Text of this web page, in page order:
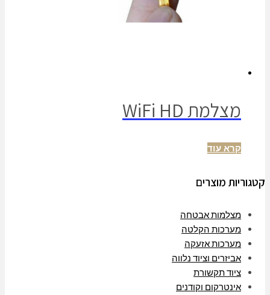
מצלמת WiFi HD
קרא עוד
קטגוריות מוצרים
מצלמות אבטחה
מערכות הקלטה
מערכות אזעקה
אביזרים וציוד נלווה
ציוד תקשורת
אינטרקום וקודנים